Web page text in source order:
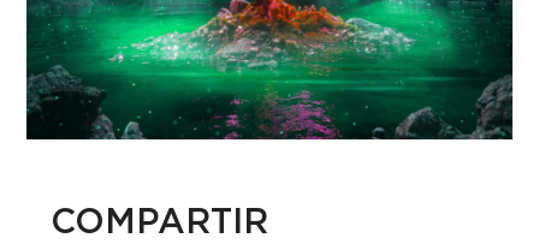
COMPARTIR